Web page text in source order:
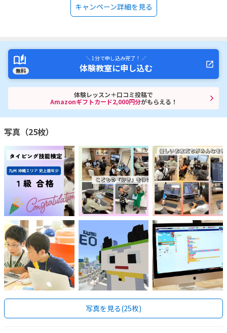
キャンペーン詳細を見る
無料
＼ 1分で申し込み完了！ ／
体験教室に申し込む
体験レッスン＋口コミ投稿で
Amazonギフトカード2,000円分がもらえる！
写真（25枚）
写真を見る(25枚)